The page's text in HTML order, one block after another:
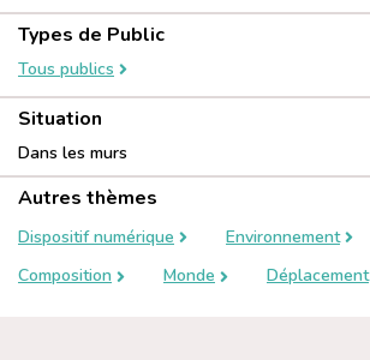
Types de Public
Tous publics
Situation
Dans les murs
Autres thèmes
Dispositif numérique
Environnement
Composition
Monde Déplacement